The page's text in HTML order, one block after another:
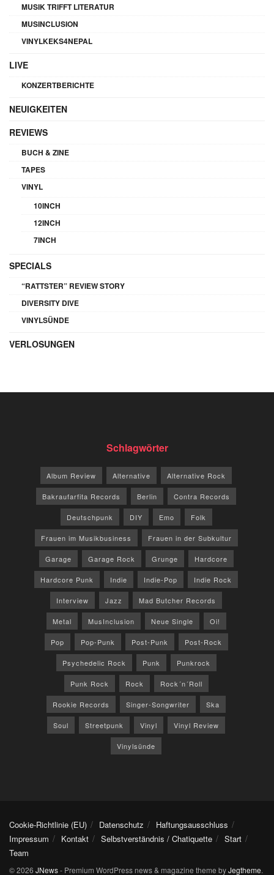
MUSIK TRIFFT LITERATUR
MUSINCLUSION
VINYLKEKS4NEPAL
LIVE
KONZERTBERICHTE
NEUIGKEITEN
REVIEWS
BUCH & ZINE
TAPES
VINYL
10INCH
12INCH
7INCH
SPECIALS
“RATTSTER” REVIEW STORY
DIVERSITY DIVE
VINYLSÜNDE
VERLOSUNGEN
Schlagwörter
Album Review Alternative Alternative Rock
Bakraufarfita Records Berlin Contra Records
Deutschpunk DIY Emo Folk
Frauen im Musikbusiness Frauen in der Subkultur
Garage Garage Rock Grunge Hardcore
Hardcore Punk Indie Indie-Pop Indie Rock
Interview Jazz Mad Butcher Records
Metal MusInclusion Neue Single Oi!
Pop Pop-Punk Post-Punk Post-Rock
Psychedelic Rock Punk Punkrock
Punk Rock Rock Rock´n´Roll
Rookie Records Singer-Songwriter Ska
Soul Streetpunk Vinyl Vinyl Review
Vinylsünde
Cookie-Richtlinie (EU) Datenschutz
Haftungsausschluss
Impressum
Kontakt Selbstverständnis / Chatiquette
Start
Team
© 2026 JNews- Premium WordPress news & magazine theme byJegtheme.